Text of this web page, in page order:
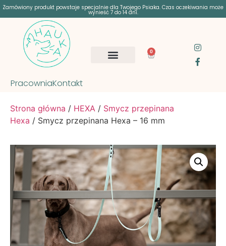
Zamówiony produkt powstaje specjalnie dla Twojego Psiaka. Czas oczekiwania może
wynieść 7 do 14 dni.
PracowniaKontakt
0
Strona główna / HEXA / Smycz przepinana
Hexa / Smycz przepinana Hexa – 16 mm